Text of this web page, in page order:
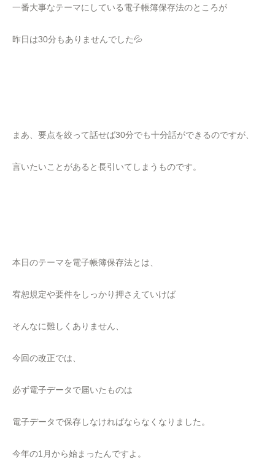
一番大事なテーマにしている電子帳簿保存法のところが
昨日は30分もありませんでした💦
まあ、要点を絞って話せば30分でも十分話ができるのですが、
言いたいことがあると長引いてしまうものです。
本日のテーマを電子帳簿保存法とは、
宥恕規定や要件をしっかり押さえていけば
そんなに難しくありません、
今回の改正では、
必ず電子データで届いたものは
電子データで保存しなければならなくなりました。
今年の1月から始まったんですよ。